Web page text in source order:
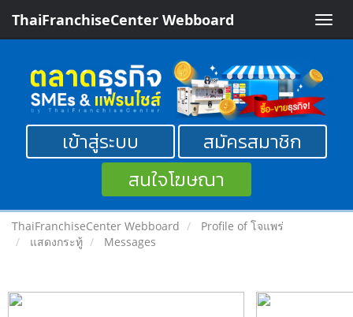
Toggle
ThaiFranchiseCenter Webboard
เข้าสู่ระบบ
สมัครสมาชิก
สนใจโฆษณา
ThaiFranchiseCenter Webboard
Profile of โจแพร่
แสดงกระทู้
Messages